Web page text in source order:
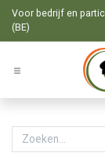
Overslaan naar
Voor bedrijf en
(BE)